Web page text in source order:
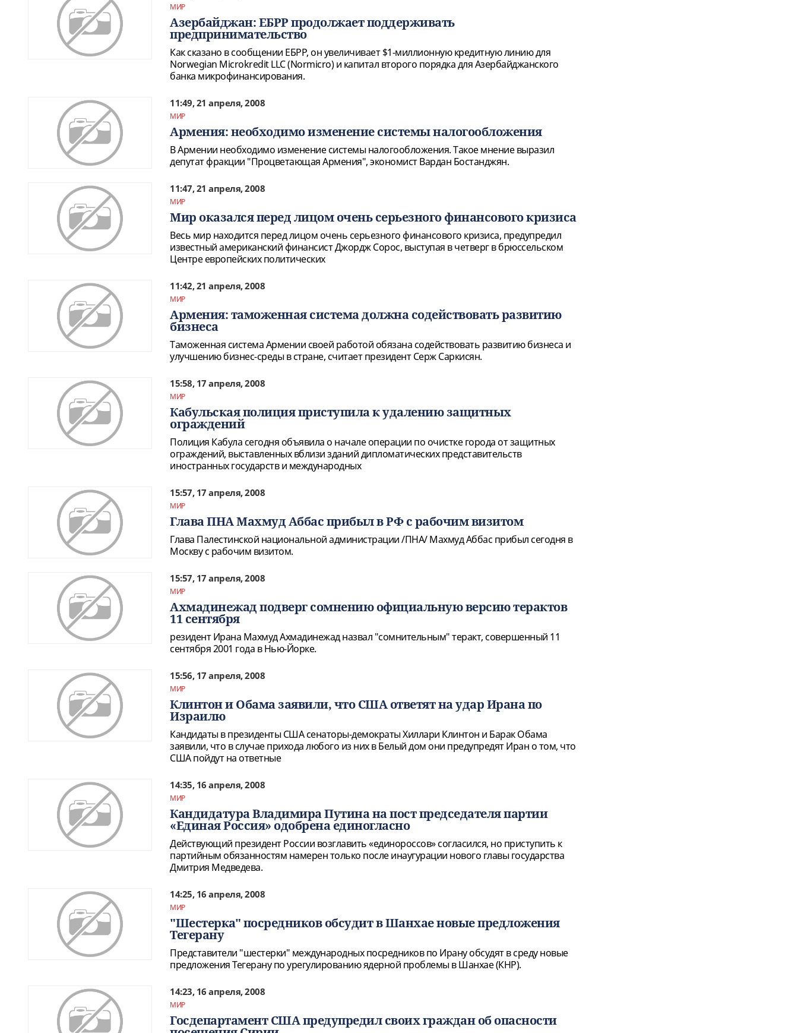
МИР
Азербайджан: ЕБРР продолжает поддерживать
предпринимательство
Как сказано в сообщении ЕБРР, он увеличивает $1-миллионную кредитную линию для
Norwegian Microkredit LLC (Normicro) и капитал второго порядка для Азербайджанского
банка микрофинансирования.
11:49, 21 апреля, 2008
МИР
Армения: необходимо изменение системы налогообложения
В Армении необходимо изменение системы налогообложения. Такое мнение выразил
депутат фракции "Процветающая Армения", экономист Вардан Бостанджян.
11:47, 21 апреля, 2008
МИР
Мир оказался перед лицом очень серьезного финансового кризиса
Весь мир находится перед лицом очень серьезного финансового кризиса, предупредил
известный американский финансист Джордж Сорос, выступая в четверг в брюссельском
Центре европейских политических
11:42, 21 апреля, 2008
МИР
Армения: таможенная система должна содействовать развитию
бизнеса
Таможенная система Армении своей работой обязана содействовать развитию бизнеса и
улучшению бизнес-среды в стране, считает президент Серж Саркисян.
15:58, 17 апреля, 2008
МИР
Кабульская полиция приступила к удалению защитных
ограждений
Полиция Кабула сегодня объявила о начале операции по очистке города от защитных
ограждений, выставленных вблизи зданий дипломатических представительств
иностранных государств и международных
15:57, 17 апреля, 2008
МИР
Глава ПНА Махмуд Аббас прибыл в РФ с рабочим визитом
Глава Палестинской национальной администрации /ПНА/ Махмуд Аббас прибыл сегодня в
Москву с рабочим визитом.
15:57, 17 апреля, 2008
МИР
Ахмадинежад подверг сомнению официальную версию терактов
11 сентября
резидент Ирана Махмуд Ахмадинежад назвал "сомнительным" теракт, совершенный 11
сентября 2001 года в Нью-Йорке.
15:56, 17 апреля, 2008
МИР
Клинтон и Обама заявили, что США ответят на удар Ирана по
Израилю
Кандидаты в президенты США сенаторы-демократы Хиллари Клинтон и Барак Обама
заявили, что в случае прихода любого из них в Белый дом они предупредят Иран о том, что
США пойдут на ответные
14:35, 16 апреля, 2008
МИР
Кандидатура Владимира Путина на пост председателя партии
«Единая Россия» одобрена единогласно
Действующий президент России возглавить «единороссов» согласился, но приступить к
партийным обязанностям намерен только после инаугурации нового главы государства
Дмитрия Медведева.
14:25, 16 апреля, 2008
МИР
"Шестерка" посредников обсудит в Шанхае новые предложения
Тегерану
Представители "шестерки" международных посредников по Ирану обсудят в среду новые
предложения Тегерану по урегулированию ядерной проблемы в Шанхае (КНР).
14:23, 16 апреля, 2008
МИР
Госдепартамент США предупредил своих граждан об опасности